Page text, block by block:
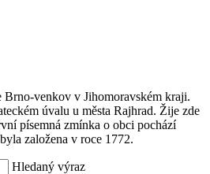
Brno-venkov v Jihomoravském kraji.
úvalu u města Rajhrad. Žije zde
písemná zmínka o obci pochází
založena v roce 1772.
Hledaný výraz